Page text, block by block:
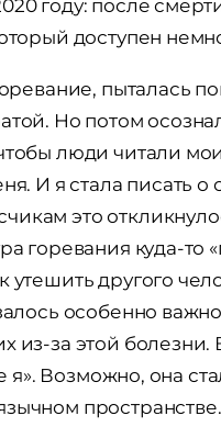
году: после
доступен
пыталась
Но потом
люди читали
И я стала писать
это
горевания куда-то
утешить другого
особенно
из-за этой
я». Возможно, она
пространстве.